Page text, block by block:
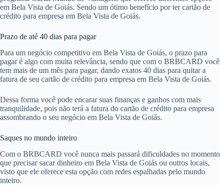
em Bela Vista de Goiás. Sendo um ótimo benefício por ter cartão de
crédito para empresa em Bela Vista de Goiás.
Prazo de até 40 dias para pagar
Para um negócio competitivo em Bela Vista de Goiás, o prazo para
pagar é algo com muita relevância, sendo que com o BRBCARD você
tem mais de um mês para pagar, dando exatos 40 dias para quitar a
fatura de seu cartão de crédito para empresa em Bela Vista de Goiás.
Dessa forma você pode encarar suas finanças e ganhos com mais
tranquilidade, pois não terá a fatura do cartão de crédito para empresa
assombrando o seu negócio em Bela Vista de Goiás.
Saques no mundo inteiro
Com o BRBCARD você nunca mais passará dificuldades no momento
que precisar sacar dinheiro em Bela Vista de Goiás ou outros locais,
visto que ele oferece esta opção com redes espalhadas pelo mundo
inteiro.